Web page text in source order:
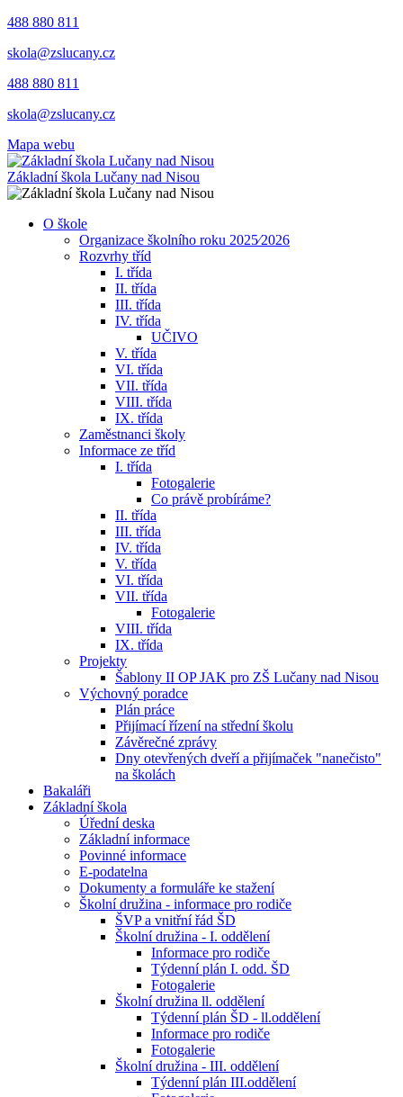
488 880 811
skola@zslucany.cz
488 880 811
skola@zslucany.cz
Mapa webu
Základní škola Lučany nad Nisou
O škole
Organizace školního roku 2025⁄2026
Rozvrhy tříd
I. třída
II. třída
III. třída
IV. třída
UČIVO
V. třída
VI. třída
VII. třída
VIII. třída
IX. třída
Zaměstnanci školy
Informace ze tříd
I. třída
Fotogalerie
Co právě probíráme?
II. třída
III. třída
IV. třída
V. třída
VI. třída
VII. třída
Fotogalerie
VIII. třída
IX. třída
Projekty
Šablony II OP JAK pro ZŠ Lučany nad Nisou
Výchovný poradce
Plán práce
Přijímací řízení na střední školu
Závěrečné zprávy
Dny otevřených dveří a přijímaček "nanečisto"
na školách
Bakaláři
Základní škola
Úřední deska
Základní informace
Povinné informace
E-podatelna
Dokumenty a formuláře ke stažení
Školní družina - informace pro rodiče
ŠVP a vnitřní řád ŠD
Školní družina - I. oddělení
Informace pro rodiče
Týdenní plán I. odd. ŠD
Fotogalerie
Školní družina ll. oddělení
Týdenní plán ŠD - ll.oddělení
Informace pro rodiče
Fotogalerie
Školní družina - III. oddělení
Týdenní plán III.oddělení